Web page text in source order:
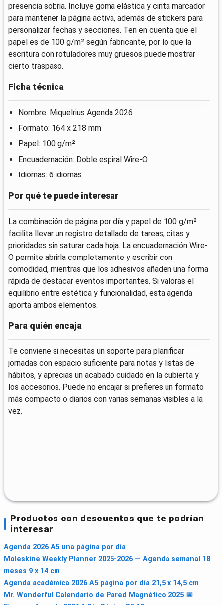
presencia sobria. Incluye goma elástica y cinta marcador
para mantener la página activa, además de stickers para
personalizar fechas y secciones. Ten en cuenta que el
papel es de 100 g/m² según fabricante, por lo que la
escritura con rotuladores muy gruesos puede mostrar
cierto traspaso.
Ficha técnica
Nombre: Miquelrius Agenda 2026
Formato: 164 x 218 mm
Papel: 100 g/m²
Encuadernación: Doble espiral Wire-O
Idiomas: 6 idiomas
Por qué te puede interesar
La combinación de página por día y papel de 100 g/m²
facilita llevar un registro detallado de tareas, citas y
prioridades sin saturar cada hoja. La encuadernación Wire-
O permite abrirla completamente y escribir con
comodidad, mientras que los adhesivos añaden una forma
rápida de destacar eventos importantes. Si valoras el
equilibrio entre estética y funcionalidad, esta agenda
aporta ambos elementos.
Para quién encaja
Te conviene si necesitas un soporte para planificar
jornadas con espacio suficiente para notas y listas de
hábitos, y aprecias un acabado cuidado en la cubierta y
los accesorios. Puede no encajar si prefieres un formato
más compacto o diarios con varias semanas visibles a la
vez.
Productos con descuentos que te podrían
interesar
Agenda 2026 A5 una página por día
Moleskine Weekly Planner 2025-2026 — Agenda semanal 18
meses 9 x 14 cm
Agenda académica 2026 A5 página por día 21,5 x 14,5 cm
Mr. Wonderful Calendario de Pared Magnético 2025 📅